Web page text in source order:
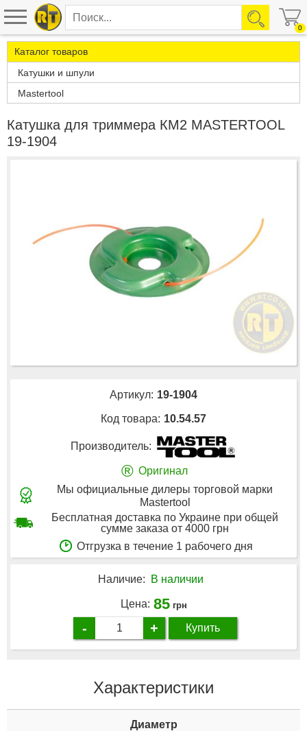
0
Каталог товаров
Катушки и шпули
Mastertool
Катушка для триммера КМ2 MASTERTOOL
19-1904
Артикул: 19-1904
Код товара: 10.54.57
Производитель:
® Оригинал
Мы официальные дилеры торговой марки
Mastertool
Бесплатная доставка по Украине при общей
сумме заказа от 4000 грн
Отгрузка в течение 1 рабочего дня
Наличие: В наличии
Цена: 85 грн
- + Купить
Характеристики
Диаметр